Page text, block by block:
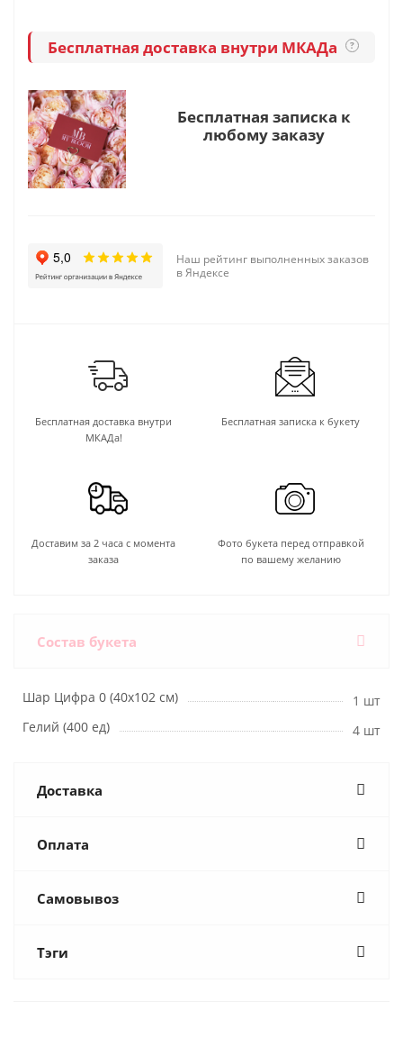
Бесплатная доставка внутри МКАДа ?
Бесплатная записка к
любому заказу
Наш рейтинг выполненных заказов
в Яндексе
Бесплатная доставка внутри
МКАДа!
Бесплатная записка к букету
Доставим за 2 часа с момента
заказа
Фото букета перед отправкой
по вашему желанию
Состав букета
Шар Цифра 0 (40х102 см)
1 шт
Гелий (400 ед)
4 шт
Доставка
Оплата
Самовывоз
Тэги